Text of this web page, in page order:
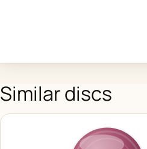
Similar discs